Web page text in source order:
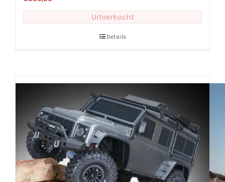
Uitverkocht
Details